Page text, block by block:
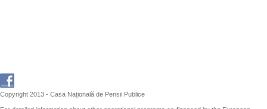
Copyright 2013 - Casa Națională de Pensii Publice